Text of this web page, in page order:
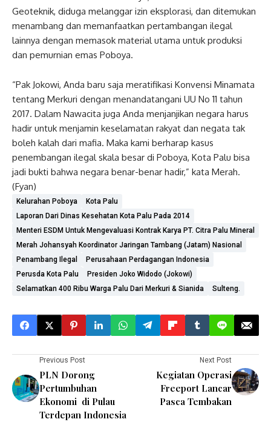
Geoteknik, diduga melanggar izin eksplorasi, dan ditemukan
menambang dan memanfaatkan pertambangan ilegal
lainnya dengan memasok material utama untuk produksi
dan pemurnian emas Poboya.
“Pak Jokowi, Anda baru saja meratifikasi Konvensi Minamata
tentang Merkuri dengan menandatangani UU No 11 tahun
2017. Dalam Nawacita juga Anda menjanjikan negara harus
hadir untuk menjamin keselamatan rakyat dan negata tak
boleh kalah dari mafia. Maka kami berharap kasus
penembangan ilegal skala besar di Poboya, Kota Palu bisa
jadi bukti bahwa negara benar-benar hadir,” kata Merah.
(Fyan)
Kelurahan Poboya
Kota Palu
Laporan Dari Dinas Kesehatan Kota Palu Pada 2014
Menteri ESDM Untuk Mengevaluasi Kontrak Karya PT. Citra Palu Mineral
Merah Johansyah Koordinator Jaringan Tambang (Jatam) Nasional
Penambang Ilegal
Perusahaan Perdagangan Indonesia
Perusda Kota Palu
Presiden Joko Widodo (Jokowi)
Selamatkan 400 Ribu Warga Palu Dari Merkuri & Sianida
Sulteng.
Previous Post
PLN Dorong
Pertumbuhan
Ekonomi di Pulau
Terdepan Indonesia
Next Post
Kegiatan Operasi
Freeport Lancar
Pasca Tembakan